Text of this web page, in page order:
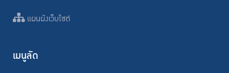
แผนผังเว็บไซต์
เมนูลัด